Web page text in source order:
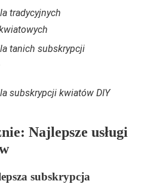
tradycyjnych
tanich subskrypcji
subskrypcji kwiatów DIY
Najlepsze usługi
subskrypcja